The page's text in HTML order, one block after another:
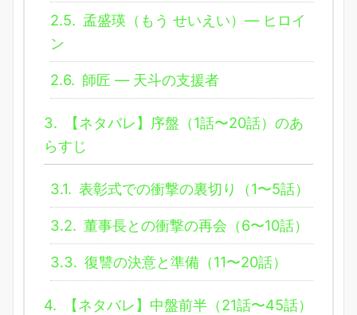
2.5. 孟盛瑛（もう せいえい）― ヒロイ
ン
2.6. 師匠 ― 天斗の支援者
3.
【ネタバレ】序盤（1話〜20話）のあ
らすじ
3.1. 表彰式での衝撃の裏切り（1〜5話）
3.2. 董事長との衝撃の再会（6〜10話）
3.3. 復讐の決意と準備（11〜20話）
4.
【ネタバレ】中盤前半（21話〜45話）